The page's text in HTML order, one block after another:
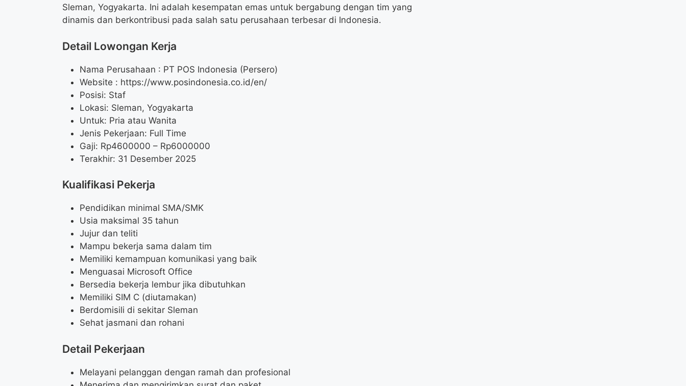
Sleman, Yogyakarta. Ini adalah kesempatan emas untuk bergabung dengan tim yang
dinamis dan berkontribusi pada salah satu perusahaan terbesar di Indonesia.
Detail Lowongan Kerja
Nama Perusahaan : PT POS Indonesia (Persero)
Website : https://www.posindonesia.co.id/en/
Posisi: Staf
Lokasi: Sleman, Yogyakarta
Untuk: Pria atau Wanita
Jenis Pekerjaan: Full Time
Gaji: Rp4600000 – Rp6000000
Terakhir: 31 Desember 2025
Kualifikasi Pekerja
Pendidikan minimal SMA/SMK
Usia maksimal 35 tahun
Jujur dan teliti
Mampu bekerja sama dalam tim
Memiliki kemampuan komunikasi yang baik
Menguasai Microsoft Office
Bersedia bekerja lembur jika dibutuhkan
Memiliki SIM C (diutamakan)
Berdomisili di sekitar Sleman
Sehat jasmani dan rohani
Detail Pekerjaan
Melayani pelanggan dengan ramah dan profesional